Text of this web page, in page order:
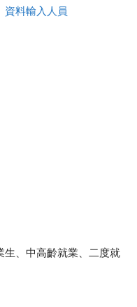
資料輸入人員
生、中高齡就業、二度就